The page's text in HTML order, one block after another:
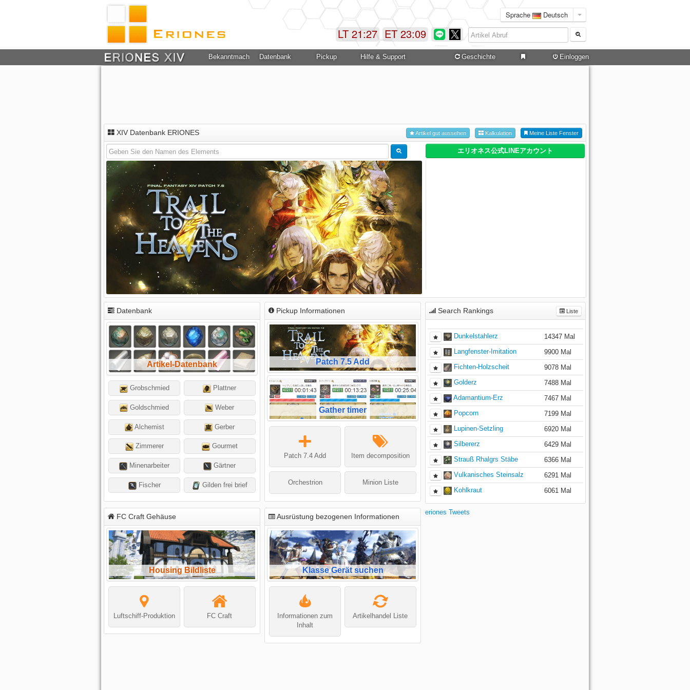
Sprache Deutsch
ET 23:09
LT 21:27
Bekanntmachung Datenbank Pickup Hilfe & Support Geschichte Einloggen
XIV Datenbank ERIONES Meine Liste Fenster
Kalkulation
Artikel gut aussehen
エリオネス公式LINEアカウント
Datenbank
Artikel-Datenbank
Grobschmied Plattner
Goldschmied Weber
Alchemist Gerber
Zimmerer Gourmet
Minenarbeiter Gärtner
Fischer Gilden frei brief
Pickup Informationen
Patch 7.5 Add
Gather timer
Patch 7.4 Add Item decomposition
Orchestrion Minion Liste
Search Rankings Liste
Dunkelstahlerz
14347 Mal
Langfenster-Imitation
9900 Mal
Fichten-Holzscheit
9078 Mal
Golderz
7488 Mal
Adamantium-Erz
7467 Mal
Popcorn
7199 Mal
Lupinen-Setzling
6920 Mal
Silbererz
6429 Mal
Strauß Rhalgrs Stäbe
6366 Mal
Vulkanisches Steinsalz
6291 Mal
Kohlkraut
6061 Mal
FC Craft Gehäuse
Housing Bildliste
Luftschiff-Produktion FC Craft
Ausrüstung bezogenen Informationen
Klasse Gerät suchen
Informationen zum
Inhalt
Artikelhandel Liste
eriones Tweets